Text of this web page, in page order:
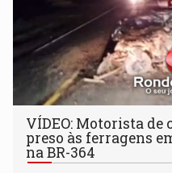
VÍDEO: Motorista
preso às ferragens
na BR-364